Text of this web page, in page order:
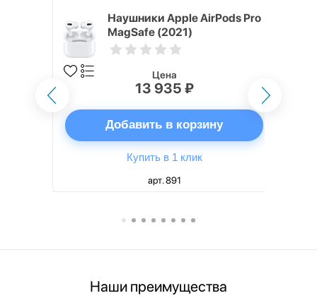
Наушники Apple AirPods Pro
MagSafe (2021)
Цена
13 935 ₽
Добавить в корзину
Купить в 1 клик
арт. 891
Наши преимущества